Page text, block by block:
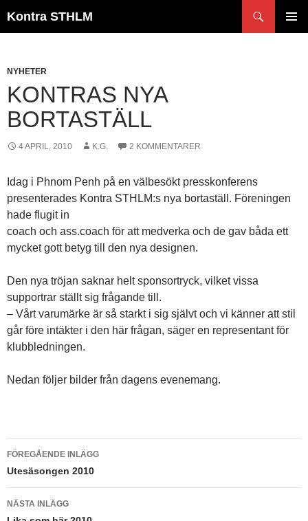
till
Kontra STHLM
NYHETER
KONTRAS NYA
BORTASTÄLL
4 APRIL, 2010 K.G. 2 KOMMENTARER
Idag i Phnom Penh på en välbesökt presskonferens
presenterades Kontra STHLM:s nya bortaställ. Föreningen
hade flugit in
coach och ass.coach för att medverka och de gav båda ett
mycket gott betyg till den nya designen.
Den nya tröjan saknar helt sponsortryck, vilket vissa
supportrar ställt sig frågande till.
– Vårt varumärke är så starkt i sig självt och vi känner att stil
går före intäkter i den här frågan, säger en representant för
klubbledningen.
Nedan följer bilder från dagens evenemang.
Inläggsnavigering
FÖREGÅENDE INLÄGG
Utesäsongen 2010
NÄSTA INLÄGG